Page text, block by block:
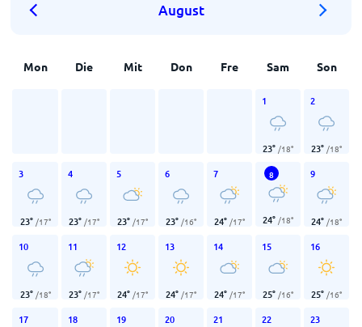
August
Mon Die Mit Don Fre Sam Son
1
23° /18°
2
23° /18°
3
23° /17°
4
23° /17°
5
23° /17°
6
23° /16°
7
24° /17°
8
24° /18°
9
24° /18°
10
23° /18°
11
23° /17°
12
24° /17°
13
24° /17°
14
24° /17°
15
25° /16°
16
25° /16°
17 18 19 20 21 22 23